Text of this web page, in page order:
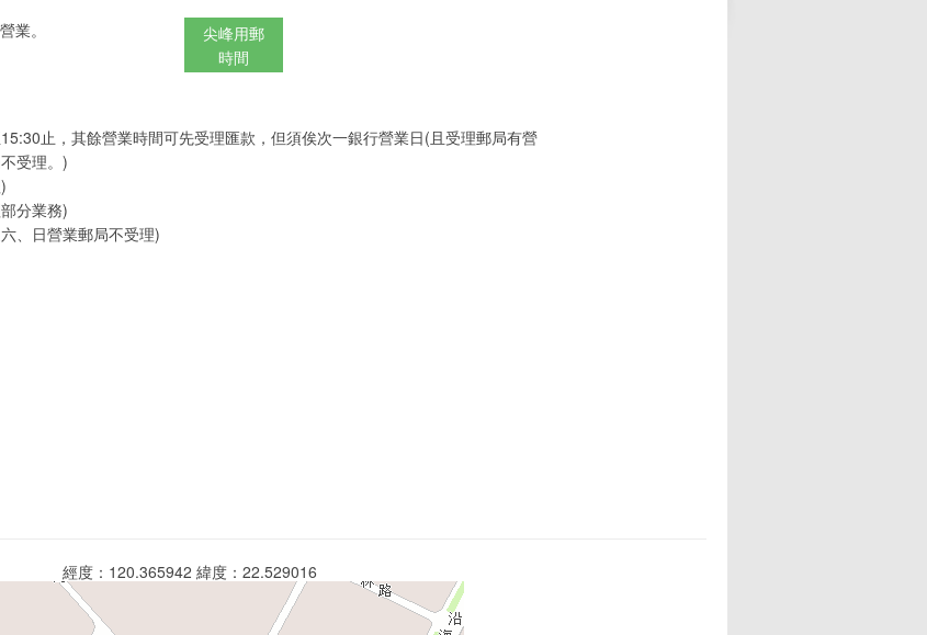
業。
尖峰用郵
時間
止，其餘營業時間可先受理匯款，但須俟次一銀行營業日(且受理郵局有營
受理。)
分業務)
、日營業郵局不受理)
經度：120.365942 緯度：22.529016